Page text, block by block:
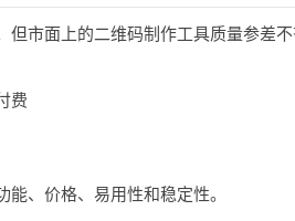
市面上的二维码制作工具质量参差不
费
、价格、易用性和稳定性。